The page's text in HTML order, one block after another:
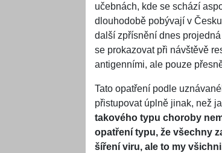
učebnách, kde se schází
dlouhodobě pobývají v
další zpřísnění dnes
se prokazovat při návštěvě
antigenními, ale pouze
Tato opatření podle
přistupovat úplně jinak, než
takového typu choroby
opatření typu, že všechny
šíření viru, ale to my